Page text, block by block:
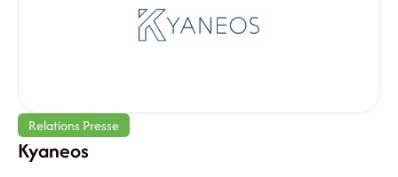
Relations Presse
Kyaneos